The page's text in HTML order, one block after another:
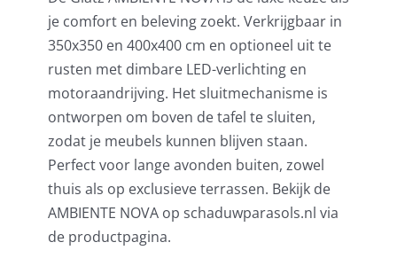
je comfort en beleving zoekt. Verkrijgbaar in
350x350 en 400x400 cm en optioneel uit te
rusten met dimbare LED-verlichting en
motoraandrijving. Het sluitmechanisme is
ontworpen om boven de tafel te sluiten,
zodat je meubels kunnen blijven staan.
Perfect voor lange avonden buiten, zowel
thuis als op exclusieve terrassen. Bekijk de
AMBIENTE NOVA op schaduwparasols.nl via
de productpagina.